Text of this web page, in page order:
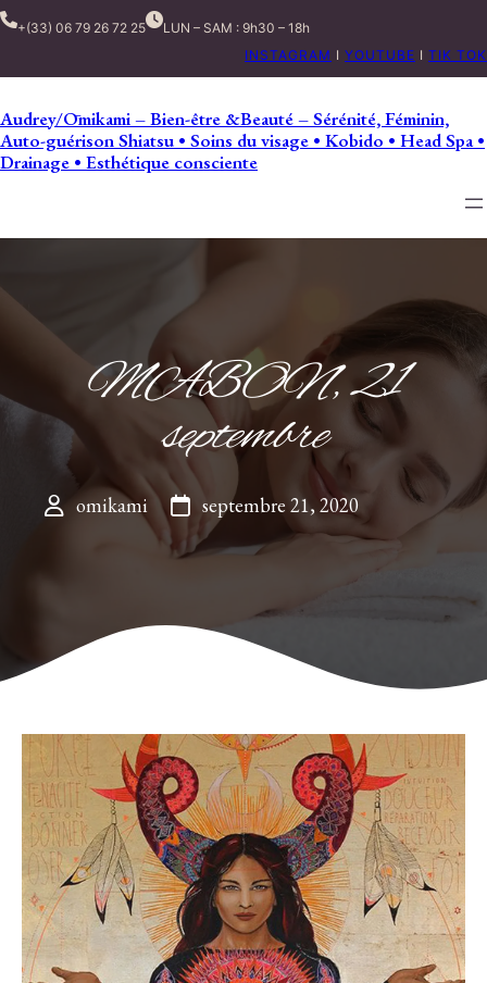
+(33) 06 79 26 72 25
LUN – SAM : 9h30 – 18h
INSTAGRAM I YOUTUBE I TIK TOK
Audrey/Ōmikami – Bien-être &Beauté – Sérénité, Féminin,
Auto-guérison Shiatsu • Soins du visage • Kobido • Head Spa •
Drainage • Esthétique consciente
MABON, 21
septembre
omikami septembre 21, 2020